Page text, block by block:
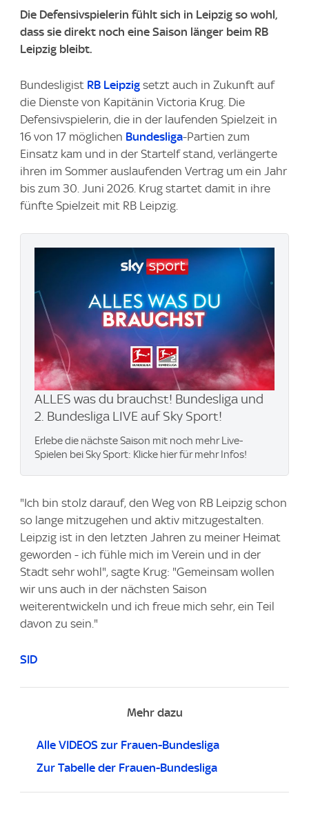
Die Defensivspielerin fühlt sich in Leipzig so wohl,
dass sie direkt noch eine Saison länger beim RB
Leipzig bleibt.
Bundesligist RB Leipzig setzt auch in Zukunft auf
die Dienste von Kapitänin Victoria Krug. Die
Defensivspielerin, die in der laufenden Spielzeit in
16 von 17 möglichen Bundesliga-Partien zum
Einsatz kam und in der Startelf stand, verlängerte
ihren im Sommer auslaufenden Vertrag um ein Jahr
bis zum 30. Juni 2026. Krug startet damit in ihre
fünfte Spielzeit mit RB Leipzig.
ALLES was du brauchst! Bundesliga und
2. Bundesliga LIVE auf Sky Sport!
Erlebe die nächste Saison mit noch mehr Live-
Spielen bei Sky Sport: Klicke hier für mehr Infos!
"Ich bin stolz darauf, den Weg von RB Leipzig schon
so lange mitzugehen und aktiv mitzugestalten.
Leipzig ist in den letzten Jahren zu meiner Heimat
geworden - ich fühle mich im Verein und in der
Stadt sehr wohl", sagte Krug: "Gemeinsam wollen
wir uns auch in der nächsten Saison
weiterentwickeln und ich freue mich sehr, ein Teil
davon zu sein."
SID
Mehr dazu
Alle VIDEOS zur Frauen-Bundesliga
Zur Tabelle der Frauen-Bundesliga